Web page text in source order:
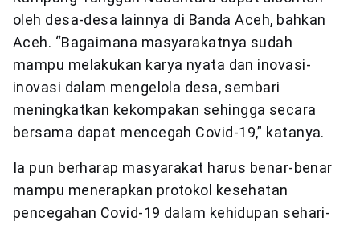
oleh desa-desa lainnya di Banda Aceh, bahkan
Aceh. “Bagaimana masyarakatnya sudah
mampu melakukan karya nyata dan inovasi-
inovasi dalam mengelola desa, sembari
meningkatkan kekompakan sehingga secara
bersama dapat mencegah Covid-19,” katanya.
Ia pun berharap masyarakat harus benar-benar
mampu menerapkan protokol kesehatan
pencegahan Covid-19 dalam kehidupan sehari-